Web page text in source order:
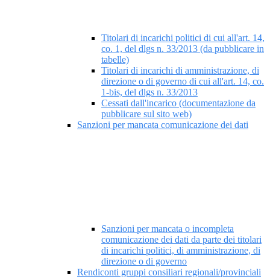
Titolari di incarichi politici di cui all'art. 14,
co. 1, del dlgs n. 33/2013 (da pubblicare in
tabelle)
Titolari di incarichi di amministrazione, di
direzione o di governo di cui all'art. 14, co.
1-bis, del dlgs n. 33/2013
Cessati dall'incarico (documentazione da
pubblicare sul sito web)
Sanzioni per mancata comunicazione dei dati
Sanzioni per mancata o incompleta
comunicazione dei dati da parte dei titolari
di incarichi politici, di amministrazione, di
direzione o di governo
Rendiconti gruppi consiliari regionali/provinciali